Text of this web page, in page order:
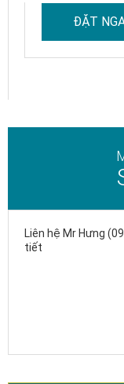
ĐẶT
Liên hệ Mr Hưng
tiết